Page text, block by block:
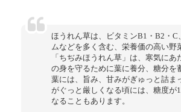
ほうれん草は、ビタミンB1・B2・C
ムなどを多く含む、栄養価の高い野
「ちぢみほうれん草」は、寒気にあ
の身を守るために葉に養分、糖分を
葉には、旨み、甘みがぎゅっと詰ま
がぐっと厳しくなる頃には、糖度が
なることもあります。